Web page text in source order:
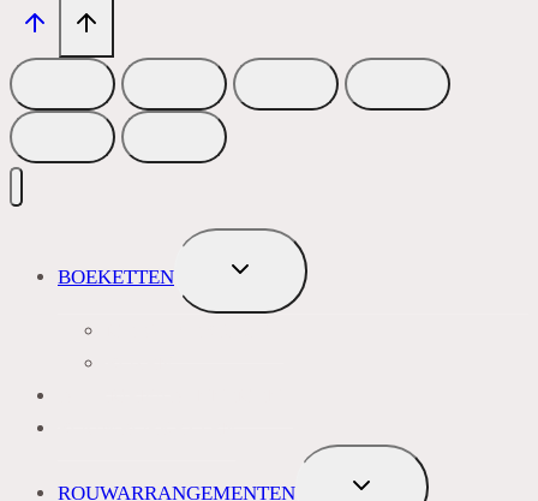
BOEKETTEN
TOGGLE
SUBMENU
ROUWARRANGEMENTEN
TOGGLE